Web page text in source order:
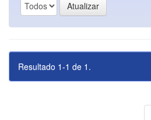
Resultado 1-1 de 1.